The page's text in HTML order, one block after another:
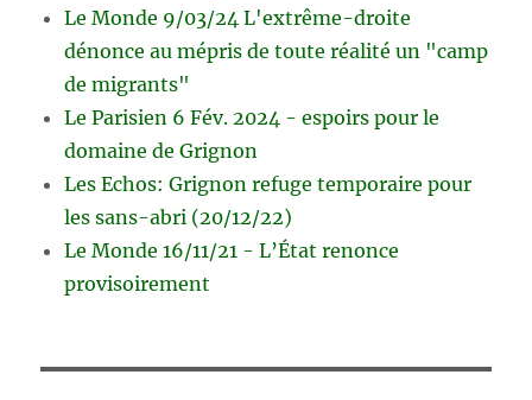
Le Monde 9/03/24 L'extrême-droite
dénonce au mépris de toute réalité un "camp
de migrants"
Le Parisien 6 Fév. 2024 - espoirs pour le
domaine de Grignon
Les Echos: Grignon refuge temporaire pour
les sans-abri (20/12/22)
Le Monde 16/11/21 - L’État renonce
provisoirement